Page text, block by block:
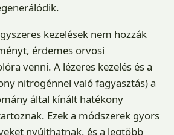
kezelések nem hozzák
érdemes orvosi
venni. A lézeres kezelés és a
nitrogénnel való fagyasztás) a
által kínált hatékony
Ezek a módszerek gyors
nyújthatnak, és a legtöbb